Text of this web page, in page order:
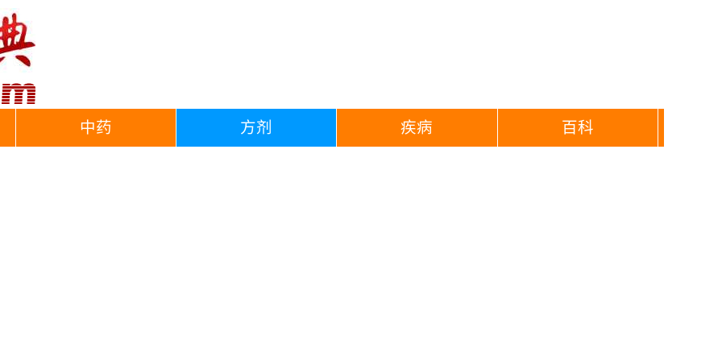
中药 方剂 疾病 百科